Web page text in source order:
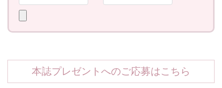
本誌プレゼントへのご応募はこちら